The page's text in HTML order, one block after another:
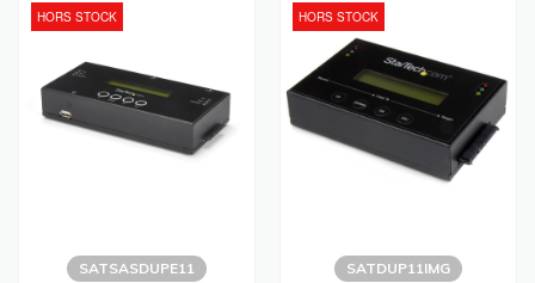
HORS STOCK
SATSASDUPE11
HORS STOCK
SATDUP11IMG